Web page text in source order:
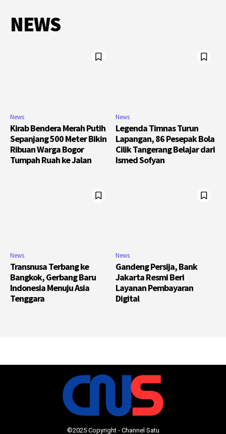
NEWS
News
Kirab Bendera Merah Putih
Sepanjang 500 Meter Bikin
Ribuan Warga Bogor
Tumpah Ruah ke Jalan
News
Legenda Timnas Turun
Lapangan, 86 Pesepak Bola
Cilik Tangerang Belajar dari
Ismed Sofyan
News
Transnusa Terbang ke
Bangkok, Gerbang Baru
Indonesia Menuju Asia
Tenggara
News
Gandeng Persija, Bank
Jakarta Resmi Beri
Layanan Pembayaran
Digital
©2025 Copyright - Channel Satu